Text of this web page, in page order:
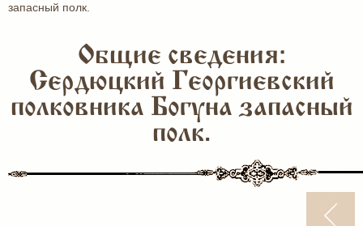
запасный полк.
Общие сведения:
Сердюцкий Георгиевский
полковника Богуна запасный
полк.